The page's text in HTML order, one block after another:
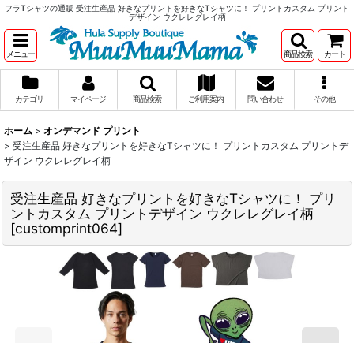
フラTシャツの通販 受注生産品 好きなプリントを好きなTシャツに！ プリントカスタム プリント
デザイン ウクレレグレイ柄
メニュー 商品検索 カート
カテゴリ マイページ 商品検索 ご利用案内 問い合わせ その他
ホーム > オンデマンド プリント
> 受注生産品 好きなプリントを好きなTシャツに！ プリントカスタム プリントデ
ザイン ウクレレグレイ柄
受注生産品 好きなプリントを好きなTシャツに！ プリ
ントカスタム プリントデザイン ウクレレグレイ柄
[customprint064]